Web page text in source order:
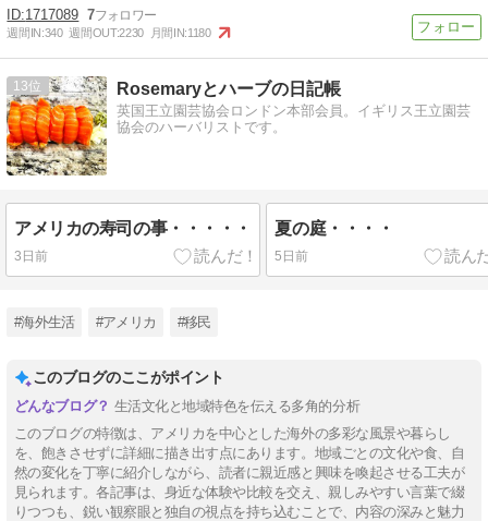
1717089 7
週間IN:340 週間OUT:2230 月間IN:1180
13 Rosemaryとハーブの日記帳
英国王立園芸協会ロンドン本部会員。イギリス王立園芸
協会のハーバリストです。
アメリカの寿司の事・・・・・
3日前
夏の庭・・・・
5日前
#海外生活 #アメリカ #移民
このブログのここがポイント
生活文化と地域特色を伝える多角的分析
このブログの特徴は、アメリカを中心とした海外の多彩な風景や暮らし
を、飽きさせずに詳細に描き出す点にあります。地域ごとの文化や食、自
然の変化を丁寧に紹介しながら、読者に親近感と興味を喚起させる工夫が
見られます。各記事は、身近な体験や比較を交え、親しみやすい言葉で綴
りつつも、鋭い観察眼と独自の視点を持ち込むことで、内容の深みと魅力